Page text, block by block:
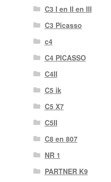
C3 I en II en III
C3 Picasso
c4
C4 PICASSO
C4II
C5 ik
C5 X7
C5II
C8 en 807
NR 1
PARTNER K9